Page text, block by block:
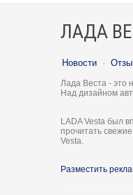
ЛАДА
Новости ·
Лада Веста - это
Над дизайном
LADA Vesta был
прочитать
Vesta.
Разместить